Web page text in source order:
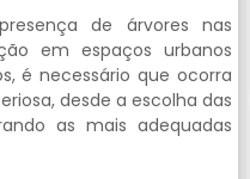
de árvores nas
em espaços urbanos
é necessário que ocorra
desde a escolha das
as mais adequadas